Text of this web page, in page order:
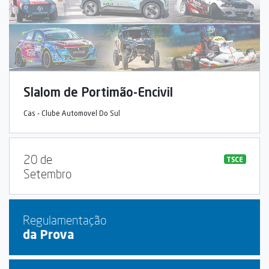
Slalom de Portimão-Encivil
Cas - Clube Automovel Do Sul
20 de
Setembro
TSCE
Regulamentação
da Prova